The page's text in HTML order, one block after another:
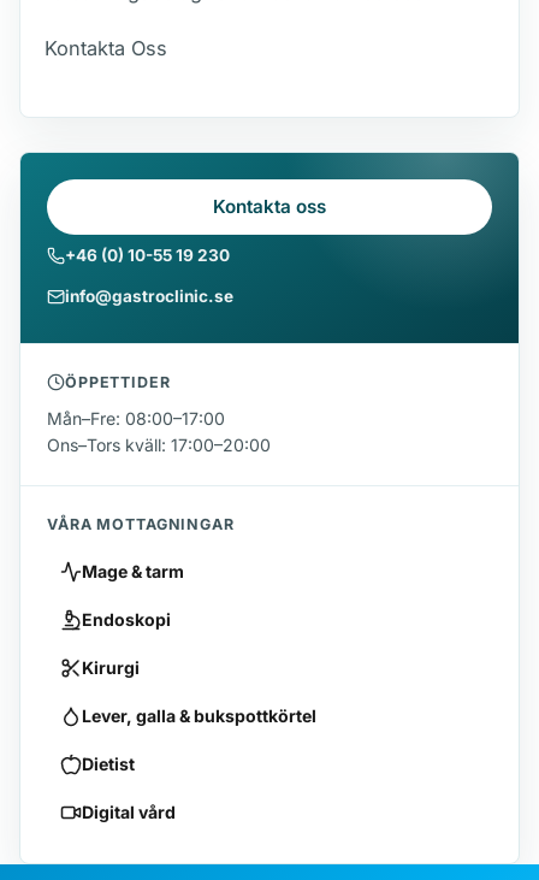
Kontakta Oss
Kontakta oss
+46 (0) 10-55 19 230
info@gastroclinic.se
ÖPPETTIDER
Mån–Fre: 08:00–17:00
Ons–Tors kväll: 17:00–20:00
VÅRA MOTTAGNINGAR
Mage & tarm
Endoskopi
Kirurgi
Lever, galla & bukspottkörtel
Dietist
Digital vård